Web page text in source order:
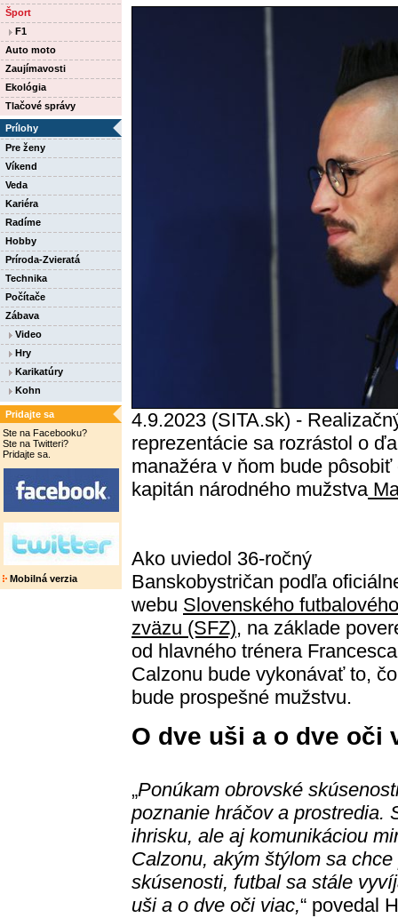
Šport
F1
Auto moto
Zaujímavosti
Ekológia
Tlačové správy
Prílohy
Pre ženy
Víkend
Veda
Kariéra
Radíme
Hobby
Príroda-Zvieratá
Technika
Počítače
Zábava
Video
Hry
Karikatúry
Kohn
Pridajte sa
Ste na Facebooku?
Ste na Twitteri?
Pridajte sa.
Mobilná verzia
4.9.2023 (SITA.sk) -
reprezentácie sa rozrástol o
manažéra v ňom bude
kapitán národného mužstva
Ako uviedol 36-ročný
Banskobystričan podľa
webu Slovenského futbalového
zväzu (SFZ), na základe
od hlavného trénera Francesca
Calzonu bude vykonávať to, čo
bude prospešné mužstvu.
O dve uši a o dve oči
„Ponúkam obrovské
poznanie hráčov a prostredia.
ihrisku, ale aj komunikáciou
Calzonu, akým štýlom sa
skúsenosti, futbal sa stále
uši a o dve oči viac,“ povedal